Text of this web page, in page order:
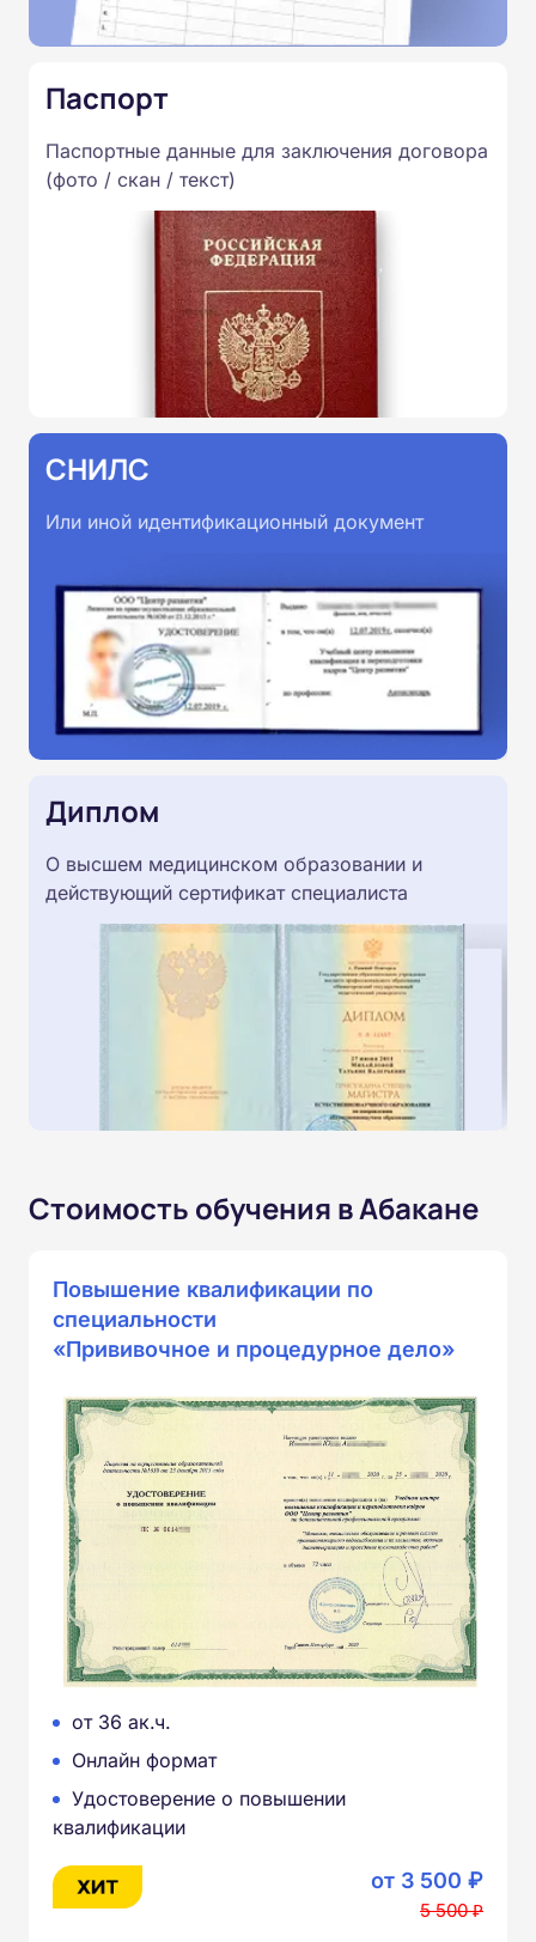
Паспорт
Паспортные данные для заключения договора
(фото / скан / текст)
СНИЛС
Или иной идентификационный документ
Диплом
О высшем медицинском образовании и
действующий сертификат специалиста
Стоимость обучения в Абакане
Повышение квалификации по
специальности
«Прививочное и процедурное дело»
от 36 ак.ч.
Онлайн формат
Удостоверение о повышении
квалификации
от 3 500 ₽
5 500 ₽